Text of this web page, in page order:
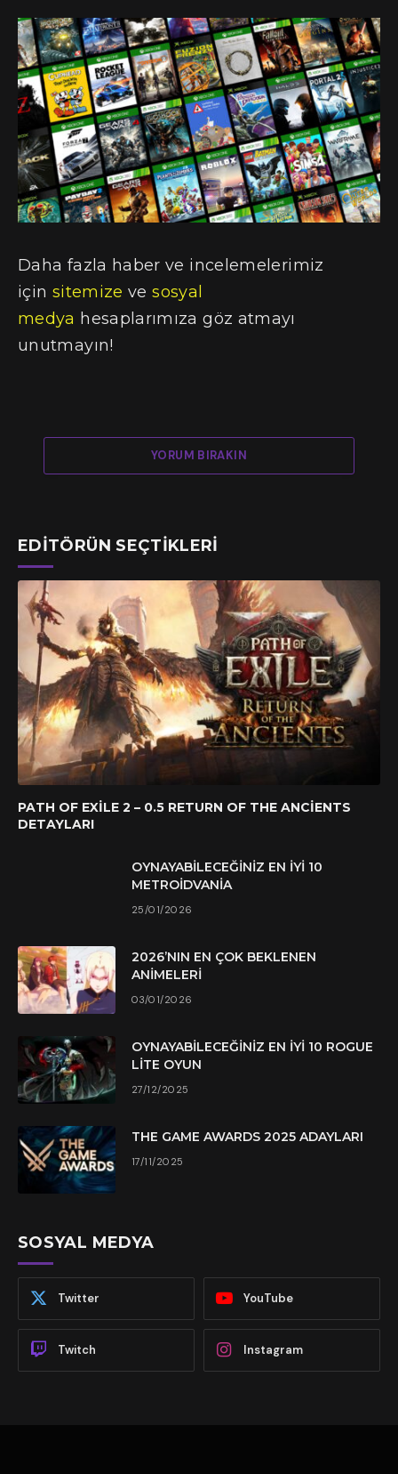
Daha fazla haber ve incelemelerimiz
için sitemize vesosyal
medya hesaplarımıza göz atmayı
unutmayın!
YORUM BIRAKIN
EDITÖRÜN SEÇTIKLERI
PATH OF EXILE 2 – 0.5 RETURN OF THE ANCIENTS
DETAYLARI
OYNAYABILECEĞINIZ EN İYI 10
METROIDVANIA
25/01/2026
2026’NIN EN ÇOK BEKLENEN
ANIMELERI
03/01/2026
OYNAYABILECEĞINIZ EN İYI 10 ROGUE
LITE OYUN
27/12/2025
THE GAME AWARDS 2025 ADAYLARI
17/11/2025
SOSYAL MEDYA
Twitter YouTube
Twitch Instagram